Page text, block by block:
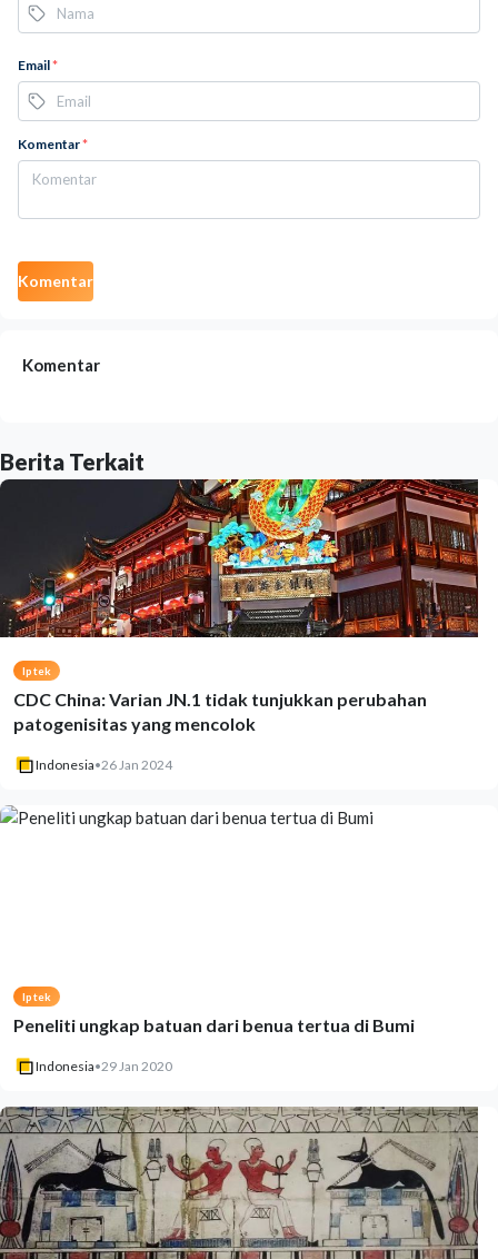
Email*
Komentar*
Komentar
Komentar
Berita Terkait
Iptek
CDC China: Varian JN.1 tidak tunjukkan perubahan
patogenisitas yang mencolok
Indonesia•26 Jan 2024
Iptek
Peneliti ungkap batuan dari benua tertua di Bumi
Indonesia•29 Jan 2020